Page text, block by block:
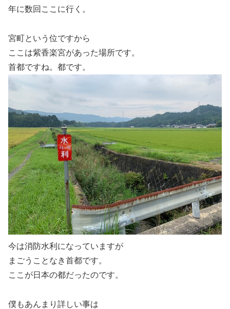
年に数回ここに行く。
宮町という位ですから
ここは紫香楽宮があった場所です。
首都ですね。都です。
今は消防水利になっていますが
まごうことなき首都です。
ここが日本の都だったのです。
僕もあんまり詳しい事は